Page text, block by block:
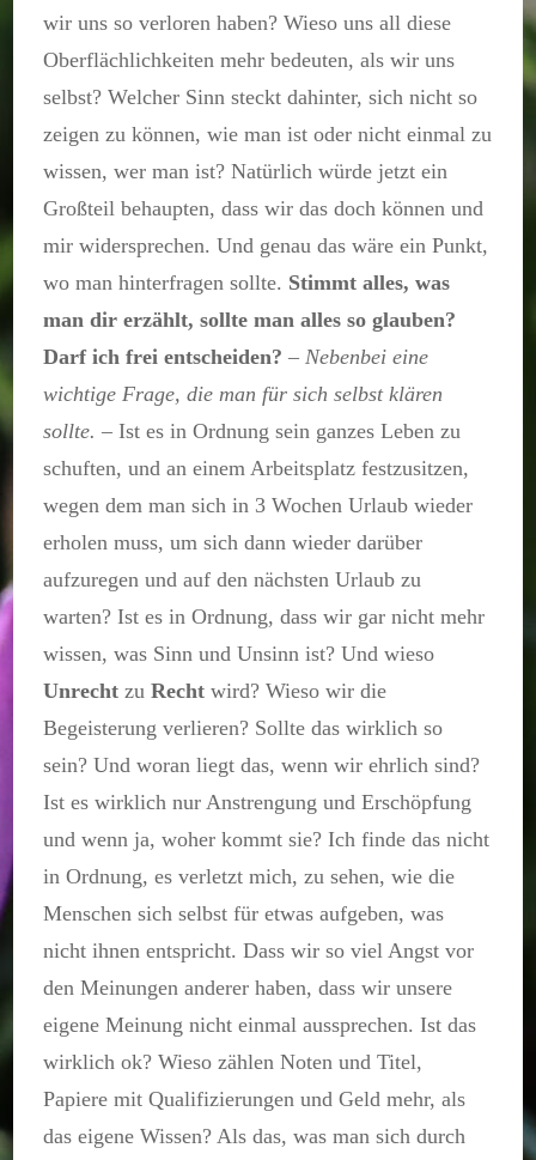
wir uns so verloren haben? Wieso uns all diese
Oberflächlichkeiten mehr bedeuten, als wir uns
selbst? Welcher Sinn steckt dahinter, sich nicht so
zeigen zu können, wie man ist oder nicht einmal zu
wissen, wer man ist? Natürlich würde jetzt ein
Großteil behaupten, dass wir das doch können und
mir widersprechen. Und genau das wäre ein Punkt,
wo man hinterfragen sollte. Stimmt alles, was
man dir erzählt, sollte man alles so glauben?
Darf ich frei entscheiden? –Nebenbei eine
wichtige Frage, die man für sich selbst klären
sollte.– Ist es in Ordnung sein ganzes Leben zu
schuften, und an einem Arbeitsplatz festzusitzen,
wegen dem man sich in 3 Wochen Urlaub wieder
erholen muss, um sich dann wieder darüber
aufzuregen und auf den nächsten Urlaub zu
warten? Ist es in Ordnung, dass wir gar nicht mehr
wissen, was Sinn und Unsinn ist? Und wieso
UnrechtzuRecht wird? Wieso wir die
Begeisterung verlieren? Sollte das wirklich so
sein? Und woran liegt das, wenn wir ehrlich sind?
Ist es wirklich nur Anstrengung und Erschöpfung
und wenn ja, woher kommt sie? Ich finde das nicht
in Ordnung, es verletzt mich, zu sehen, wie die
Menschen sich selbst für etwas aufgeben, was
nicht ihnen entspricht. Dass wir so viel Angst vor
den Meinungen anderer haben, dass wir unsere
eigene Meinung nicht einmal aussprechen. Ist das
wirklich ok? Wieso zählen Noten und Titel,
Papiere mit Qualifizierungen und Geld mehr, als
das eigene Wissen? Als das, was man sich durch